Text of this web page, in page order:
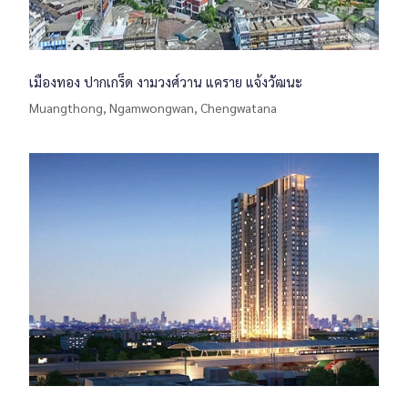
เมืองทอง ปากเกร็ด งามวงศ์วาน แคราย แจ้งวัฒนะ
Muangthong, Ngamwongwan, Chengwatana